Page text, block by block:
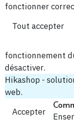
fonctionner
Tout accepter
fonctionnement
désactiver.
Hikashop -
web.
Accepter